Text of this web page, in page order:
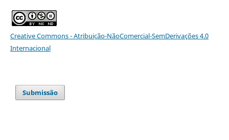
Creative Commons - Atribuição-NãoComercial-SemDerivações 4.0
Internacional
Submissão